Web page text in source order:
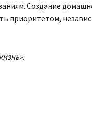
Создание
приоритетом,